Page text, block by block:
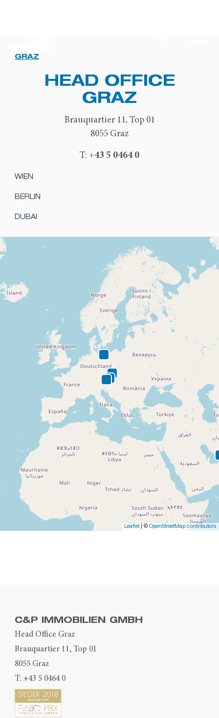
GRAZ
HEAD OFFICE
GRAZ
Brauquartier 11, Top 01
8055 Graz
T: +43 5 0464 0
WIEN
BERLIN
DUBAI
Leaflet| © OpenStreetMap contributors
C&P IMMOBILIEN GMBH
Head Office Graz
Brauquartier 11, Top 01
8055 Graz
T: +43 5 0464 0